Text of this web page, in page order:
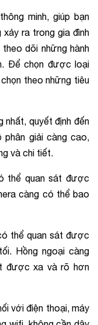
minh, giúp bạn
ra trong gia đình
dõi những hành
Để chọn được loại
theo những tiêu
nhất, quyết định đến
phân giải càng cao,
và chi tiết.
thể quan sát được
càng có thể bao
thể quan sát được
Hồng ngoại càng
được xa và rõ hơn
với điện thoại, máy